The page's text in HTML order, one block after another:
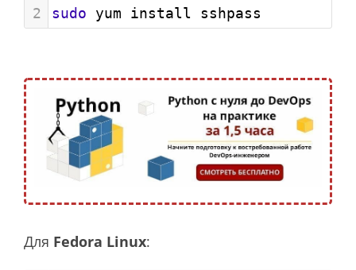
2
sudo yum install sshpass
Для Fedora Linux: